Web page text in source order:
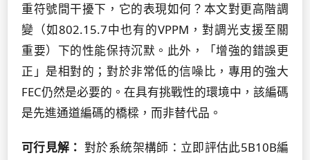
重符號間干擾下，它的表現如何？本文對更高階調
變（如802.15.7中也有的VPPM，對調光支援至關
重要）下的性能保持沉默。此外，「增強的錯誤更
正」是相對的；對於非常低的信噪比，專用的強大
FEC仍然是必要的。在具有挑戰性的環境中，該編碼
是先進通道編碼的橋樑，而非替代品。
可行見解： 對於系統架構師：立即評估此5B10B編